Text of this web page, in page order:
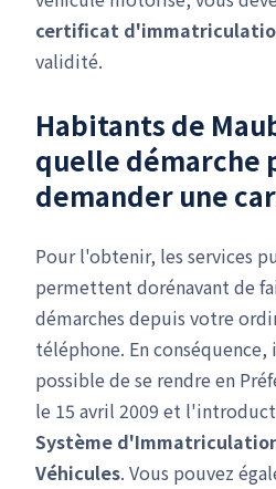
certificat
validité.
Habitants de
quelle démarche
demander une
Pour l'obtenir, les services
permettent dorénavant de
démarches depuis votre
téléphone. En
possible de se rendre en
le 15 avril 2009 et
Système
Véhicules. Vous pouvez